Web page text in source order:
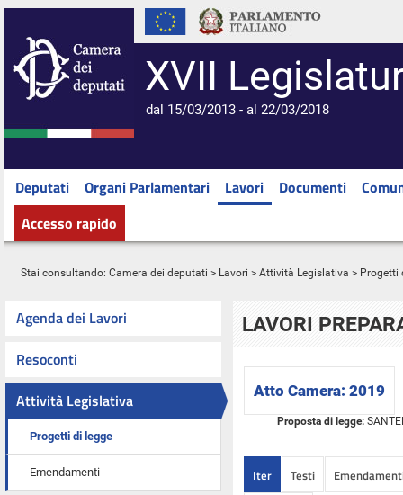
XVII
dal 15/03/2013 - al 22/03/2018
Deputati Organi Parlamentari Lavori Documenti
Accesso rapido
Stai consultando: Camera dei deputati > Lavori > Attività Legislativa > Progetti
Agenda dei Lavori
Resoconti
Attività Legislativa
Progetti di legge
Emendamenti
LAVORI
Atto Camera: 2019
Proposta di legge:
Iter Testi